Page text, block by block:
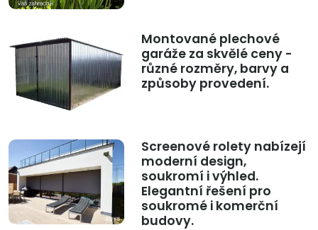
Montované plechové
garáže za skvělé ceny -
různé rozměry, barvy a
způsoby provedení.
Screenové rolety nabízejí
moderní design,
soukromí i výhled.
Elegantní řešení pro
soukromé i komerční
budovy.